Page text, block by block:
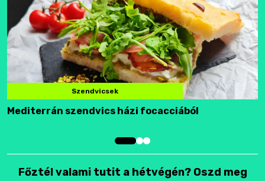
Szendvicsek
Mediterrán szendvics házi focacciából
Főztél valami tutit a hétvégén? Oszd meg